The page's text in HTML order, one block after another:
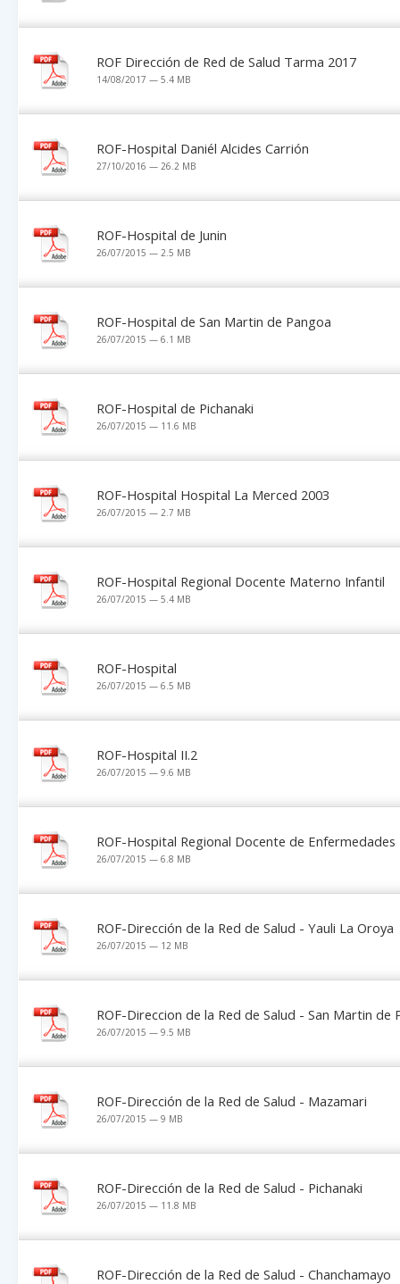
ROF Dirección de Red de Salud Tarma 2017
14/08/2017 — 5.4 MB
ROF-Hospital Daniél Alcides Carrión
27/10/2016 — 26.2 MB
ROF-Hospital de Junin
26/07/2015 — 2.5 MB
ROF-Hospital de San Martin de Pangoa
26/07/2015 — 6.1 MB
ROF-Hospital de Pichanaki
26/07/2015 — 11.6 MB
ROF-Hospital Hospital La Merced 2003
26/07/2015 — 2.7 MB
ROF-Hospital Regional Docente Materno Infantil
26/07/2015 — 5.4 MB
ROF-Hospital
26/07/2015 — 6.5 MB
ROF-Hospital II.2
26/07/2015 — 9.6 MB
ROF-Hospital Regional Docente de Enfermedades
26/07/2015 — 6.8 MB
ROF-Dirección de la Red de Salud - Yauli La Oroya
26/07/2015 — 12 MB
ROF-Direccion de la Red de Salud - San Martin de
26/07/2015 — 9.5 MB
ROF-Dirección de la Red de Salud - Mazamari
26/07/2015 — 9 MB
ROF-Dirección de la Red de Salud - Pichanaki
26/07/2015 — 11.8 MB
ROF-Dirección de la Red de Salud - Chanchamayo